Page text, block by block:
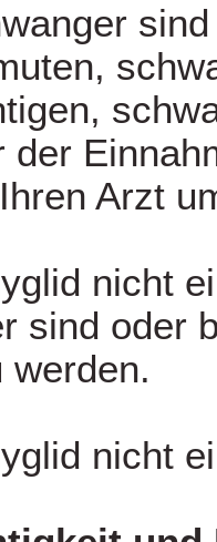
der
Arzt
nicht
sind oder
werden.
nicht